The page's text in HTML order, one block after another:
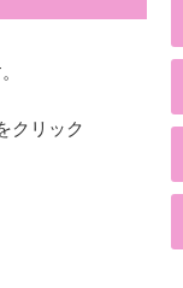
クリック